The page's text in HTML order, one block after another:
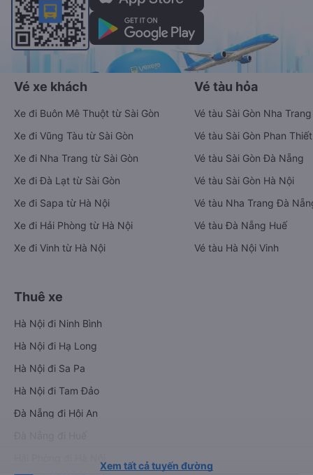
Vé xe khách
Xe đi Buôn Mê Thuột từ Sài Gòn
Xe đi Vũng Tàu từ Sài Gòn
Xe đi Nha Trang từ Sài Gòn
Xe đi Đà Lạt từ Sài Gòn
Xe đi Sapa từ Hà Nội
Xe đi Hải Phòng từ Hà Nội
Xe đi Vinh từ Hà Nội
Vé tàu hỏa
Vé tàu Sài Gòn Nha Trang
Vé tàu Sài Gòn Phan Thiết
Vé tàu Sài Gòn Đà Nẵng
Vé tàu Sài Gòn Hà Nội
Vé tàu Nha Trang Đà
Vé tàu Đà Nẵng Huế
Vé tàu Hà Nội Vinh
Thuê xe
Hà Nội đi Ninh Bình
Hà Nội đi Hạ Long
Hà Nội đi Sa Pa
Hà Nội đi Tam Đảo
Đà Nẵng đi Hội An
Xem tất cả tuyến đường